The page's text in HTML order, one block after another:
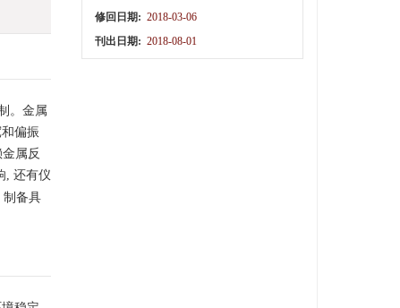
。金属
偏振
属反
, 还有仪
制备具
修回日期: 2018-03-06
刊出日期: 2018-08-01